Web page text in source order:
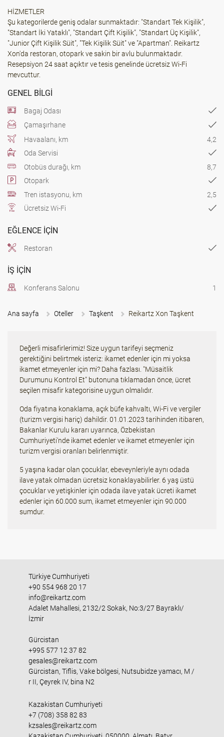
HİZMETLER
Şu kategorilerde geniş odalar sunmaktadır: "Standart Tek Kişilik",
"Standart İki Yataklı", "Standart Çift Kişilik", "Standart Üç Kişilik",
"Junior Çift Kişilik Süit", "Tek Kişilik Süit" ve "Apartman". Reikartz
Xon'da restoran, otopark ve sakin bir avlu bulunmaktadır.
Resepsiyon 24 saat açıktır ve tesis genelinde ücretsiz Wi-Fi
mevcuttur.
GENEL BILGI
Bagaj Odası
Çamaşırhane
Havaalanı, km
4,2
Oda Servisi
Otobüs durağı, km
8,7
Otopark
Tren istasyonu, km
2,5
Ücretsiz Wi-Fi
EĞLENCE IÇIN
Restoran
İŞ IÇIN
Konferans Salonu 1
Ana sayfa Oteller Taşkent Reikartz Xon Taşkent
Değerli misafirlerimiz! Size uygun tarifeyi seçmeniz
gerektiğini belirtmek isteriz: ikamet edenler için mi yoksa
ikamet etmeyenler için mi? Daha fazlası. "Müsaitlik
Durumunu Kontrol Et" butonuna tıklamadan önce, ücret
seçilen misafir kategorisine uygun olmalıdır.
Oda fiyatına konaklama, açık büfe kahvaltı, Wi-Fi ve vergiler
(turizm vergisi hariç) dahildir. 01.01.2023 tarihinden itibaren,
Bakanlar Kurulu kararı uyarınca, Özbekistan
Cumhuriyeti'nde ikamet edenler ve ikamet etmeyenler için
turizm vergisi oranları belirlenmiştir.
5 yaşına kadar olan çocuklar, ebeveynleriyle aynı odada
ilave yatak olmadan ücretsiz konaklayabilirler. 6 yaş üstü
çocuklar ve yetişkinler için odada ilave yatak ücreti ikamet
edenler için 60.000 sum, ikamet etmeyenler için 90.000
sumdur.
Türkiye Cumhuriyeti
+90 554 968 20 17
info@reikartz.com
Adalet Mahallesi, 2132/2 Sokak, No:3/27 Bayraklı/
İzmir
Gürcistan
+995 577 12 37 82
gesales@reikartz.com
Gürcistan, Tiflis, Vake bölgesi, Nutsubidze yamacı, M /
r II, Çeyrek IV, bina N2
Kazakistan Cumhuriyeti
+7 (708) 358 82 83
kzsales@reikartz.com